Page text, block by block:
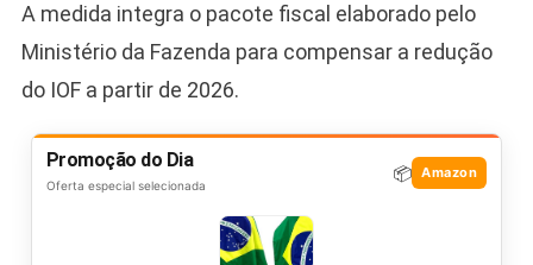
A medida integra o pacote fiscal elaborado pelo
Ministério da Fazenda para compensar a redução
do IOF a partir de 2026.
Promoção do Dia
Oferta especial selecionada
📦 Amazon